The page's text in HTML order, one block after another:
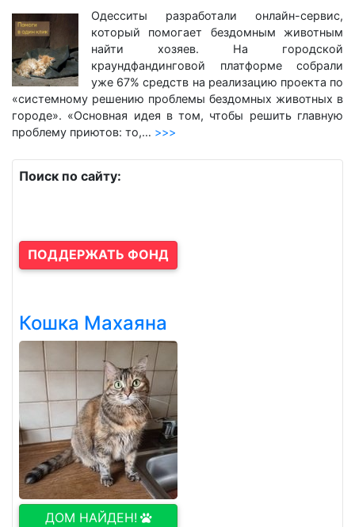
Одесситы разработали онлайн-сервис,
который помогает бездомным животным
найти хозяев. На городской
краундфандинговой платформе собрали
уже 67% средств на реализацию проекта по
«системному решению проблемы бездомных животных в
городе». «Основная идея в том, чтобы решить главную
проблему приютов: то,… >>>
Поиск по сайту:
ПОДДЕРЖАТЬ ФОНД
Кошка Махаяна
ДОМ НАЙДЕН!